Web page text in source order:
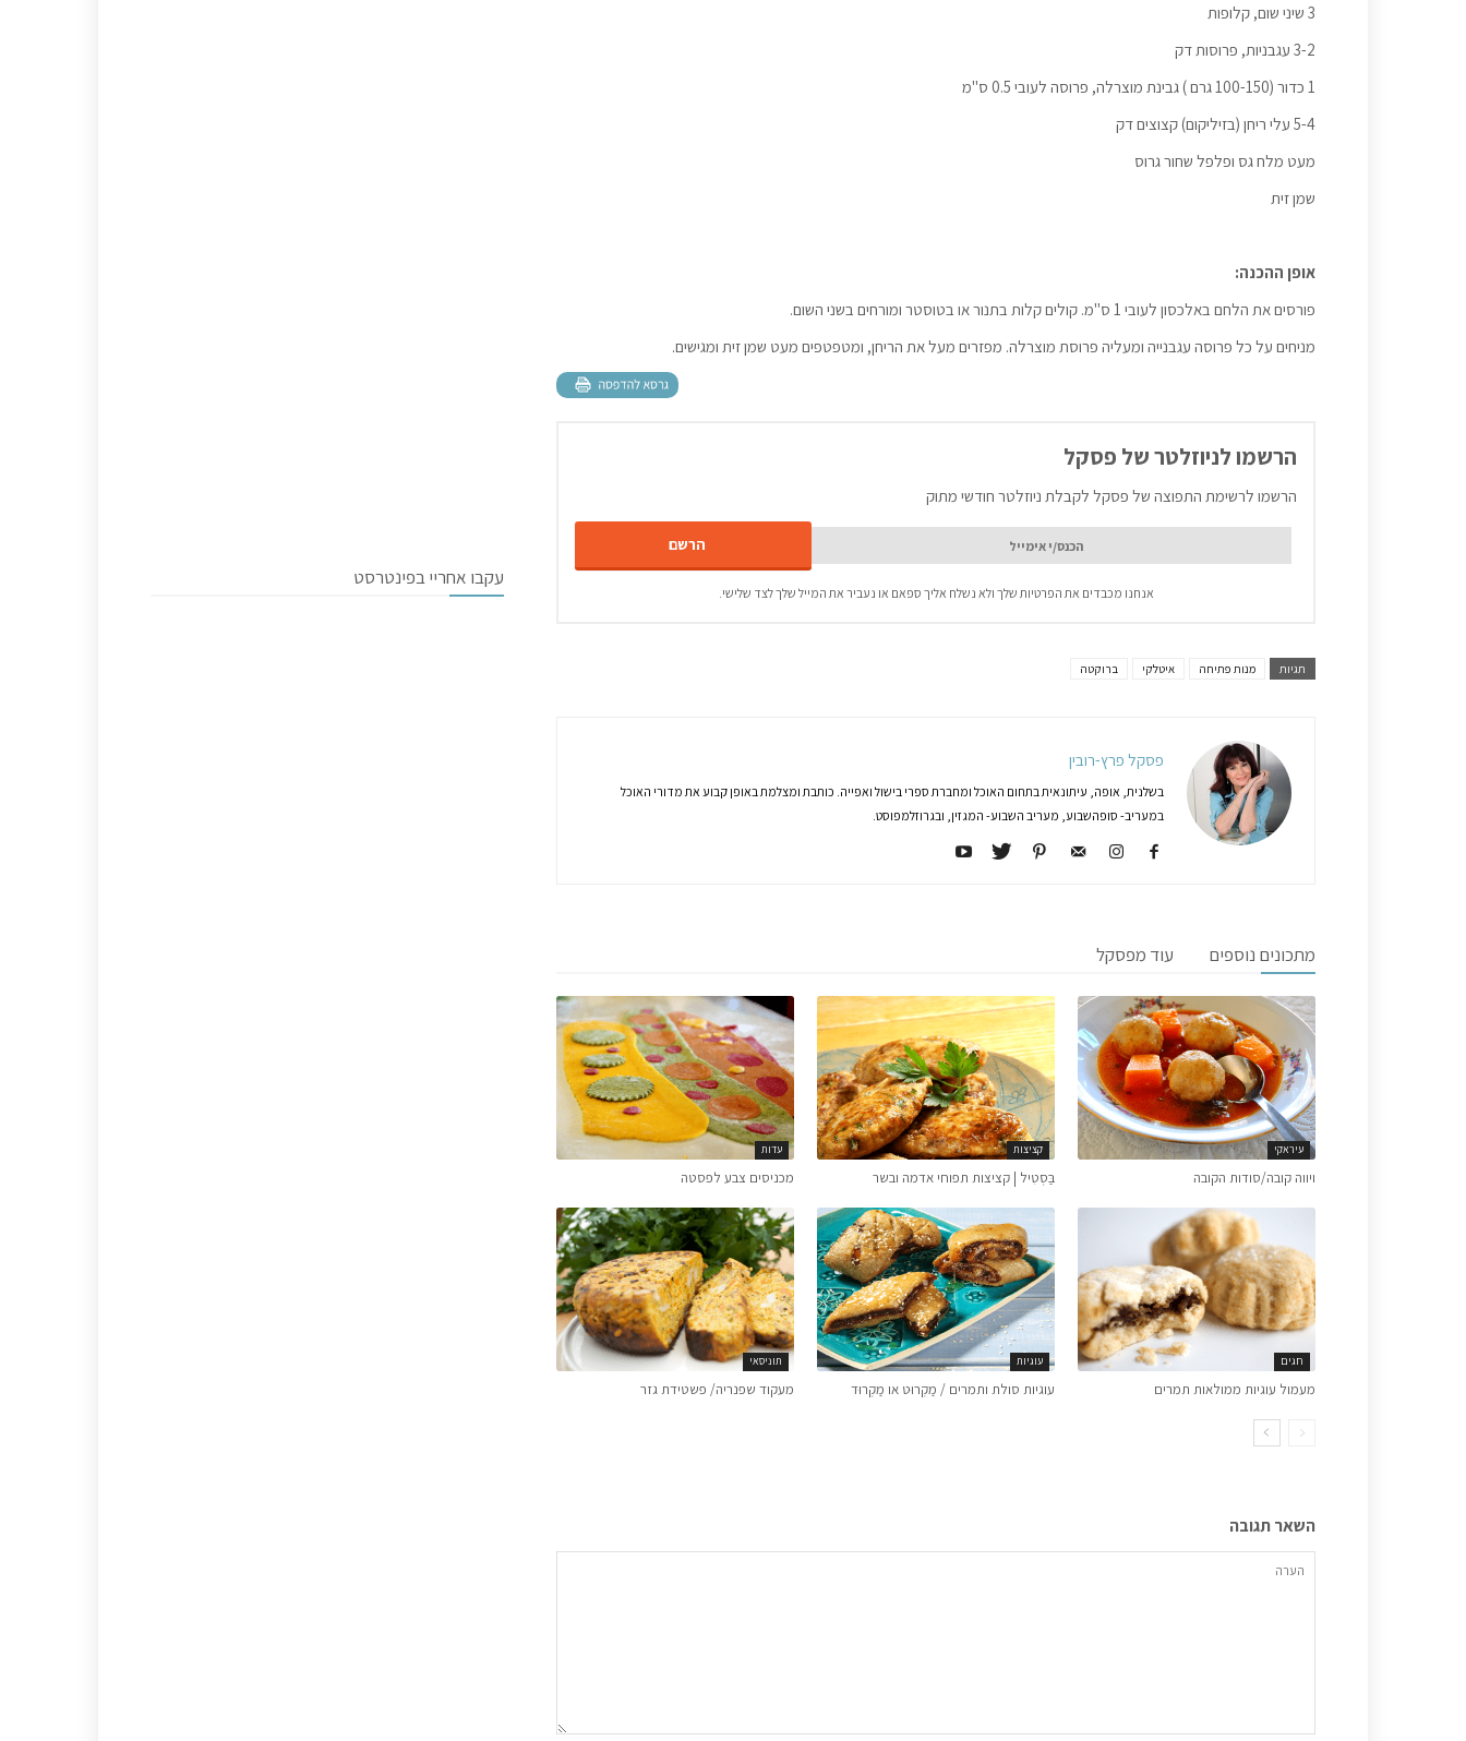
3 שיני שום, קלופות
3-2 עגבניות, פרוסות דק
1 כדור (100-150 גרם ) גבינת מוצרלה, פרוסה לעובי 0.5 ס"מ
5-4 עלי ריחן (בזיליקום) קצוצים דק
מעט מלח גס ופלפל שחור גרוס
שמן זית
אופן ההכנה:
פורסים את הלחם באלכסון לעובי 1 ס"מ. קולים קלות בתנור או בטוסטר ומורחים בשני השום.
מניחים על כל פרוסה עגבנייה ומעליה פרוסת מוצרלה. מפזרים מעל את הריחן, ומטפטפים מעט שמן זית ומגישים.
הרשמו לניוזלטר של פסקל
הרשמו לרשימת התפוצה של פסקל לקבלת ניוזלטר חודשי מתוק
אנחנו מכבדים את הפרטיות שלך ולא נשלח אליך ספאם או נעביר את המייל שלך לצד שלישי.
תגיות מנות פתיחה איטלקי ברוקטה
פסקל פרץ-רובין
בשלנית, אופה, עיתונאית בתחום האוכל ומחברת ספרי בישול ואפייה. כותבת ומצלמת באופן קבוע את מדורי האוכל
במעריב- סופהשבוע, מעריב השבוע- המגזין, ובגרוזלמפוסט.
מתכונים נוספים עוד מפסקל
עיראקי
ויווה קובה/סודות הקובה
קציצות
בַּסְטִיל | קציצות תפוחי אדמה ובשר
עדות
מכניסים צבע לפסטה
חגים
מעמול עוגיות ממולאות תמרים
עוגיות
עוגיות סולת ותמרים / מַקְרוּט או מַקְרוּד
תוניסאי
מעקוד שפנריה/ פשטידת גזר
השאר תגובה
עקבו אחריי בפינטרסט